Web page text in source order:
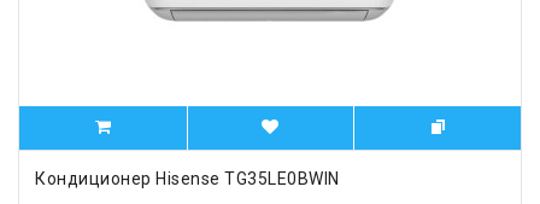
Кондиционер Hisense TG35LE0BWIN